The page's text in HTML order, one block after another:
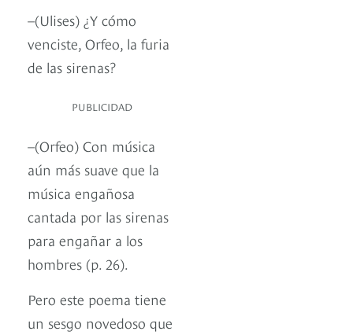
–(Ulises) ¿Y cómo
venciste, Orfeo, la furia
de las sirenas?
PUBLICIDAD
–(Orfeo) Con música
aún más suave que la
música engañosa
cantada por las sirenas
para engañar a los
hombres (p. 26).
Pero este poema tiene
un sesgo novedoso que